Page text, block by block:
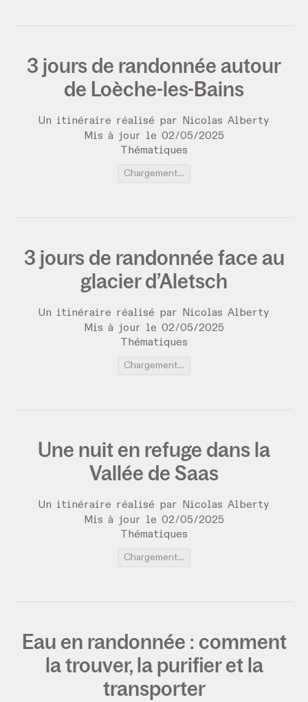
3 jours de randonnée autour
de Loèche-les-Bains
Un itinéraire réalisé par Nicolas Alberty
Mis à jour le 02/05/2025
Thématiques
Chargement...
3 jours de randonnée face au
glacier d’Aletsch
Un itinéraire réalisé par Nicolas Alberty
Mis à jour le 02/05/2025
Thématiques
Chargement...
Une nuit en refuge dans la
Vallée de Saas
Un itinéraire réalisé par Nicolas Alberty
Mis à jour le 02/05/2025
Thématiques
Chargement...
Eau en randonnée : comment
la trouver, la purifier et la
transporter